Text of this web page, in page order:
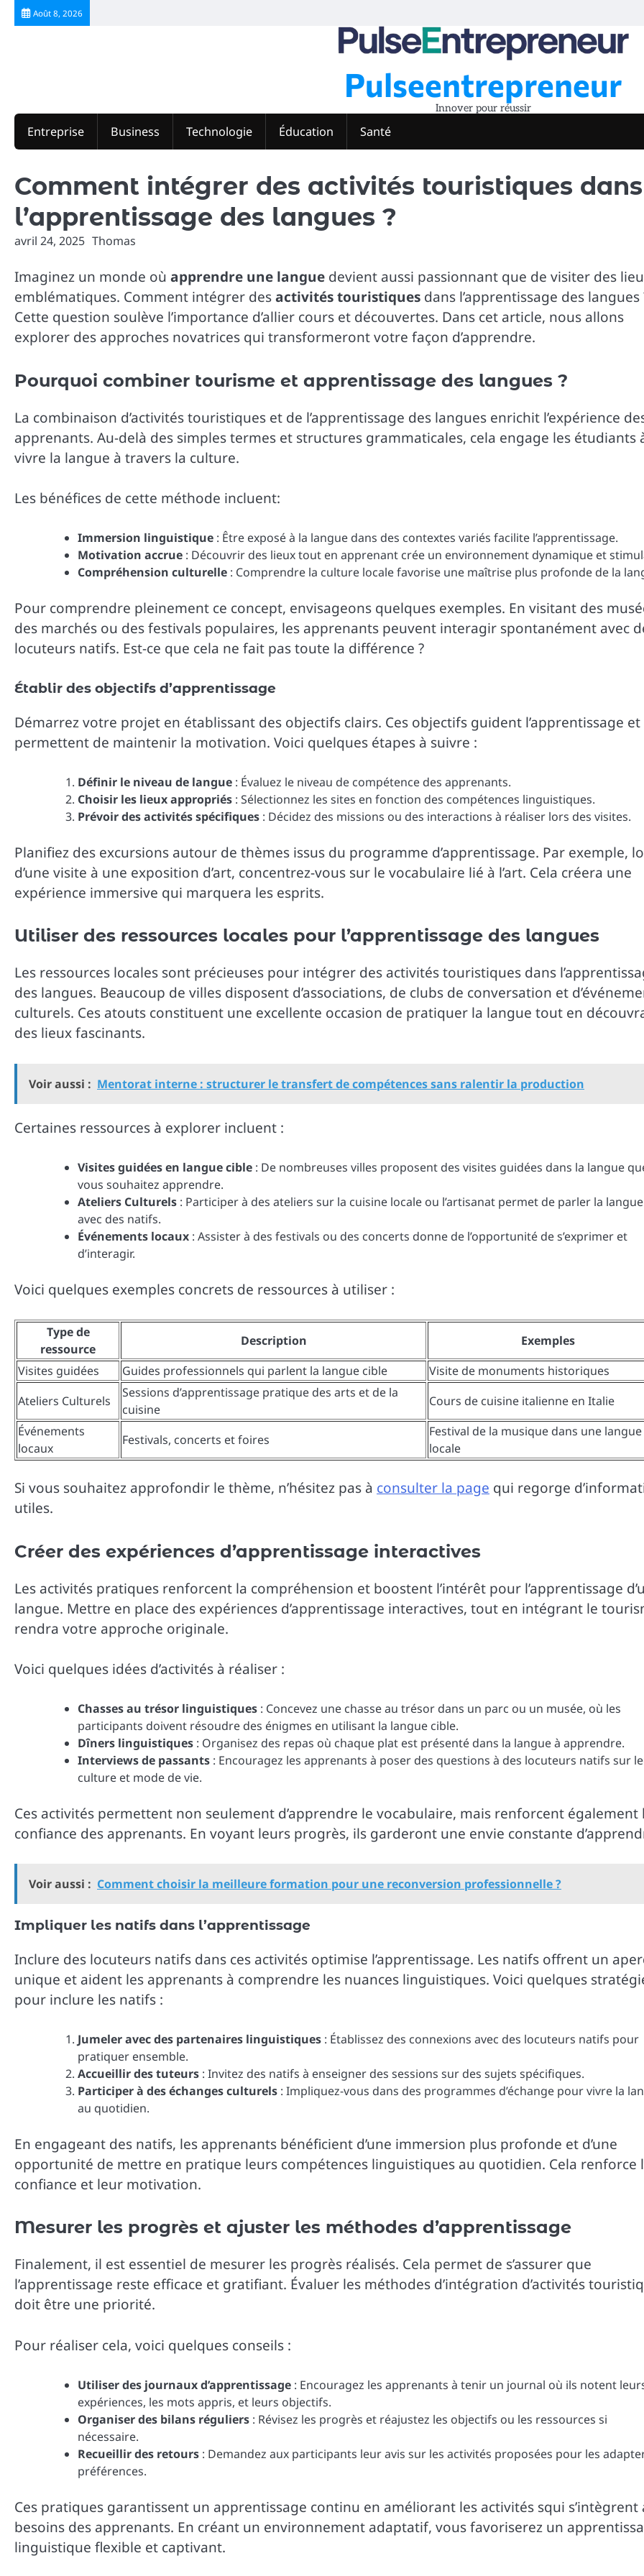
Skip
Août 8, 2026
Pulseentrepreneur
Innover pour réussir
Entreprise Business Technologie Éducation Santé
Comment intégrer des activités touristiques dans
l’apprentissage des langues ?
avril 24, 2025 Thomas
Imaginez un monde où apprendre une langue devient aussi passionnant que de visiter des
emblématiques. Comment intégrer desactivités touristiques dans l’apprentissage des langues
Cette question soulève l’importance d’allier cours et découvertes. Dans cet article, nous allons
explorer des approches novatrices qui transformeront votre façon d’apprendre.
Pourquoi combiner tourisme et apprentissage des langues ?
La combinaison d’activités touristiques et de l’apprentissage des langues enrichit l’expérience
apprenants. Au-delà des simples termes et structures grammaticales, cela engage les étudiants
vivre la langue à travers la culture.
Les bénéfices de cette méthode incluent:
Immersion linguistique : Être exposé à la langue dans des contextes variés facilite l’apprentissage.
Motivation accrue : Découvrir des lieux tout en apprenant crée un environnement dynamique et
Compréhension culturelle : Comprendre la culture locale favorise une maîtrise plus profonde de la
Pour comprendre pleinement ce concept, envisageons quelques exemples. En visitant des
des marchés ou des festivals populaires, les apprenants peuvent interagir spontanément avec
locuteurs natifs. Est-ce que cela ne fait pas toute la différence ?
Établir des objectifs d’apprentissage
Démarrez votre projet en établissant des objectifs clairs. Ces objectifs guident l’apprentissage et
permettent de maintenir la motivation. Voici quelques étapes à suivre :
Définir le niveau de langue : Évaluez le niveau de compétence des apprenants.
Choisir les lieux appropriés : Sélectionnez les sites en fonction des compétences linguistiques.
Prévoir des activités spécifiques : Décidez des missions ou des interactions à réaliser lors des visites.
Planifiez des excursions autour de thèmes issus du programme d’apprentissage. Par exemple,
d’une visite à une exposition d’art, concentrez-vous sur le vocabulaire lié à l’art. Cela créera une
expérience immersive qui marquera les esprits.
Utiliser des ressources locales pour l’apprentissage des langues
Les ressources locales sont précieuses pour intégrer des activités touristiques dans
des langues. Beaucoup de villes disposent d’associations, de clubs de conversation et
culturels. Ces atouts constituent une excellente occasion de pratiquer la langue tout en
des lieux fascinants.
Voir aussi : Mentorat interne : structurer le transfert de compétences sans ralentir la production
Certaines ressources à explorer incluent :
Visites guidées en langue cible : De nombreuses villes proposent des visites guidées dans la langue
vous souhaitez apprendre.
Ateliers Culturels : Participer à des ateliers sur la cuisine locale ou l’artisanat permet de parler la langue
avec des natifs.
Événements locaux : Assister à des festivals ou des concerts donne de l’opportunité de s’exprimer et
d’interagir.
Voici quelques exemples concrets de ressources à utiliser :
Type de
ressource
Description
Exemples
Visites guidées
Guides professionnels qui parlent la langue cible
Visite de monuments historiques
Ateliers Culturels
Sessions d’apprentissage pratique des arts et de la
cuisine
Cours de cuisine italienne en Italie
Événements
locaux
Festivals, concerts et foires
Festival de la musique dans une langue
locale
Si vous souhaitez approfondir le thème, n’hésitez pas à consulter la page qui regorge
utiles.
Créer des expériences d’apprentissage interactives
Les activités pratiques renforcent la compréhension et boostent l’intérêt pour l’apprentissage
langue. Mettre en place des expériences d’apprentissage interactives, tout en intégrant le
rendra votre approche originale.
Voici quelques idées d’activités à réaliser :
Chasses au trésor linguistiques : Concevez une chasse au trésor dans un parc ou un musée, où les
participants doivent résoudre des énigmes en utilisant la langue cible.
Dîners linguistiques : Organisez des repas où chaque plat est présenté dans la langue à apprendre.
Interviews de passants : Encouragez les apprenants à poser des questions à des locuteurs natifs sur
culture et mode de vie.
Ces activités permettent non seulement d’apprendre le vocabulaire, mais renforcent également
confiance des apprenants. En voyant leurs progrès, ils garderont une envie constante
Voir aussi : Comment choisir la meilleure formation pour une reconversion professionnelle ?
Impliquer les natifs dans l’apprentissage
Inclure des locuteurs natifs dans ces activités optimise l’apprentissage. Les natifs offrent un
unique et aident les apprenants à comprendre les nuances linguistiques. Voici quelques
pour inclure les natifs :
Jumeler avec des partenaires linguistiques : Établissez des connexions avec des locuteurs natifs pour
pratiquer ensemble.
Accueillir des tuteurs : Invitez des natifs à enseigner des sessions sur des sujets spécifiques.
Participer à des échanges culturels : Impliquez-vous dans des programmes d’échange pour vivre la
au quotidien.
En engageant des natifs, les apprenants bénéficient d’une immersion plus profonde et d’une
opportunité de mettre en pratique leurs compétences linguistiques au quotidien. Cela renforce
confiance et leur motivation.
Mesurer les progrès et ajuster les méthodes d’apprentissage
Finalement, il est essentiel de mesurer les progrès réalisés. Cela permet de s’assurer que
l’apprentissage reste efficace et gratifiant. Évaluer les méthodes d’intégration d’activités
doit être une priorité.
Pour réaliser cela, voici quelques conseils :
Utiliser des journaux d’apprentissage : Encouragez les apprenants à tenir un journal où ils notent
expériences, les mots appris, et leurs objectifs.
Organiser des bilans réguliers : Révisez les progrès et réajustez les objectifs ou les ressources si
nécessaire.
Recueillir des retours : Demandez aux participants leur avis sur les activités proposées pour les
préférences.
Ces pratiques garantissent un apprentissage continu en améliorant les activités squi s’intègrent
besoins des apprenants. En créant un environnement adaptatif, vous favoriserez un
linguistique flexible et captivant.